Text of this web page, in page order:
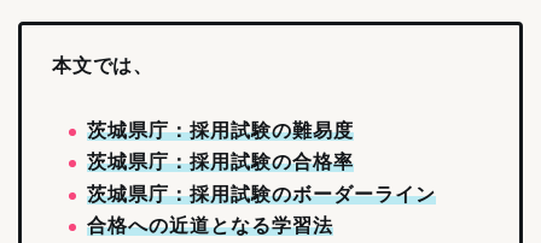
本文では、
茨城県庁：採用試験の難易度
茨城県庁：採用試験の合格率
茨城県庁：採用試験のボーダーライン
合格への近道となる学習法